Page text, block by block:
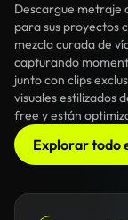
Descargue metraje
para sus proyectos
mezcla curada de
capturando
junto con clips
visuales estilizados
free y están
Explorar todo